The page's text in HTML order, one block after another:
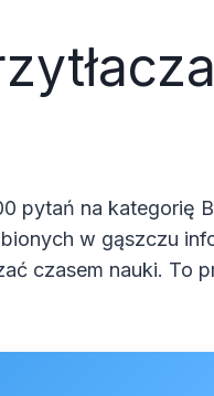
pytań na kategorię
w gąszczu
czasem nauki. To